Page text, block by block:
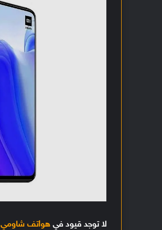
لا توجد قيود فيهواتف شاومي